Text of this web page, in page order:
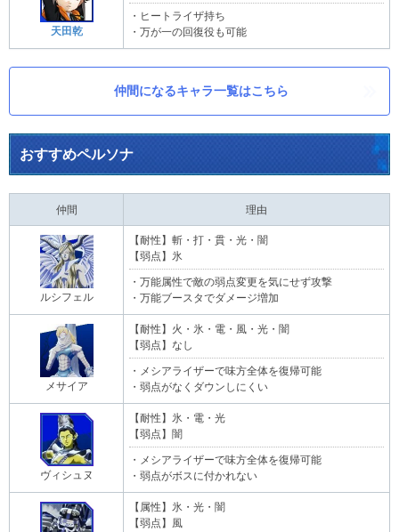
天田乾
・ヒートライザ持ち
・万が一の回復役も可能
仲間になるキャラ一覧はこちら
おすすめペルソナ
仲間 理由
ルシフェル
【耐性】斬・打・貫・光・闇
【弱点】氷
・万能属性で敵の弱点変更を気にせず攻撃
・万能ブースタでダメージ増加
メサイア
【耐性】火・氷・電・風・光・闇
【弱点】なし
・メシアライザーで味方全体を復帰可能
・弱点がなくダウンしにくい
ヴィシュヌ
【耐性】氷・電・光
【弱点】闇
・メシアライザーで味方全体を復帰可能
・弱点がボスに付かれない
【属性】氷・光・闇
【弱点】風